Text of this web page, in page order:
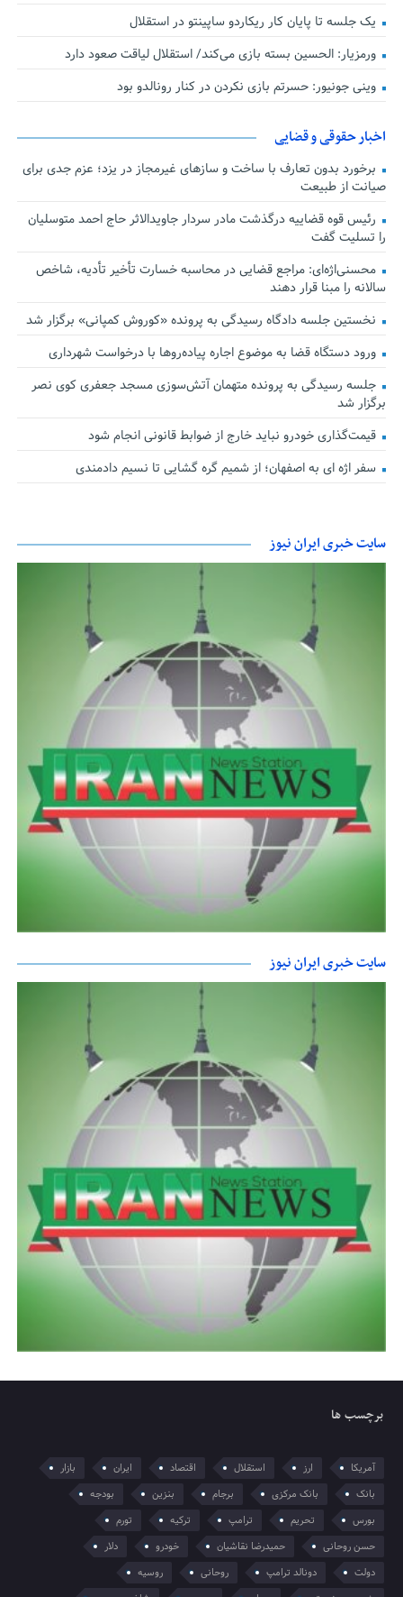
یک جلسه تا پایان کار ریکاردو ساپینتو در استقلال
ورمزیار: الحسین بسته بازی می‌کند/ استقلال لیاقت صعود دارد
وینی جونیور: حسرتم بازی نکردن در کنار رونالدو بود
اخبار حقوقی و قضایی
برخورد بدون تعارف با ساخت‌ و سازهای غیرمجاز در یزد؛ عزم جدی برای
صیانت از طبیعت
رئیس قوه قضاییه درگذشت مادر سردار جاویدالاثر حاج احمد متوسلیان
را تسلیت گفت
محسنی‌اژه‌ای: مراجع قضایی در محاسبه خسارت تأخیر تأدیه، شاخص
سالانه را مبنا قرار دهند
نخستین جلسه دادگاه رسیدگی به پرونده «کوروش کمپانی» برگزار شد
ورود دستگاه قضا به موضوع اجاره پیاده‌روها با درخواست شهرداری
جلسه رسیدگی به پرونده متهمان آتش‌سوزی مسجد جعفری کوی نصر
برگزار شد
قیمت‌گذاری خودرو نباید خارج از ضوابط قانونی انجام شود
سفر اژه ای به اصفهان؛ از شمیم گره گشایی تا نسیم دادمندی
سایت خبری ایران نیوز
سایت خبری ایران نیوز
برچسب ها
آمریکا ارز استقلال اقتصاد ایران
بازار
بانک
بانک مرکزی برجام بنزین
بودجه
بورس
تحریم ترامپ ترکیه
تورم
حسن روحانی
حمیدرضا نقاشیان خودرو
دلار
دولت
دونالد ترامپ روحانی
روسیه